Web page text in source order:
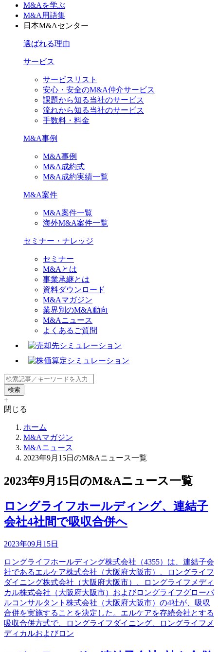
M&Aを学ぶ
M&A用語集
日本M&Aセンター
選ばれる理由
サービス
サービスリスト
安心・安全のM&A仲介サービス
課題から知る当社のサービス
流れから知る当社のサービス
手数料・料金
M&A事例
M&A事例
M&A成約式
M&A成約実績一覧
M&A案件
M&A案件一覧
海外M&A案件一覧
セミナー・ナレッジ
セミナー
M&Aとは
事業承継とは
資料ダウンロード
M&Aマガジン
業界別のM&A動向
M&Aニュース
よくあるご質問
+
閉じる
ホーム
M&Aマガジン
M&Aニュース
2023年9月15日のM&Aニュース一覧
2023年9月15日のM&Aニュース一覧
ロングライフホールディング、連結子
会社4社間で吸収合併へ
2023年09月15日
ロングライフホールディング株式会社（4355）は、連結子会
社であるエルケア株式会社（大阪府大阪市）、ロングライフ
ダイニング株式会社（大阪府大阪市）、ロングライフメディ
カル株式会社（大阪府大阪市）およびロングライフグローバ
ルコンサルタント株式会社（大阪府大阪市）の4社が、吸収
合併を実施することを決定した。エルケアを存続会社とする
吸収合併方式で、ロングライフダイニング、ロングライフメ
ディカルおよびロン